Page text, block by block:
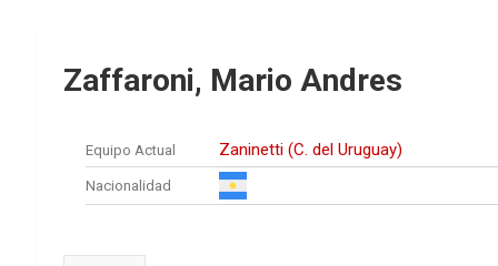
Zaffaroni, Mario Andres
Equipo Actual Zaninetti (C. del Uruguay)
Nacionalidad